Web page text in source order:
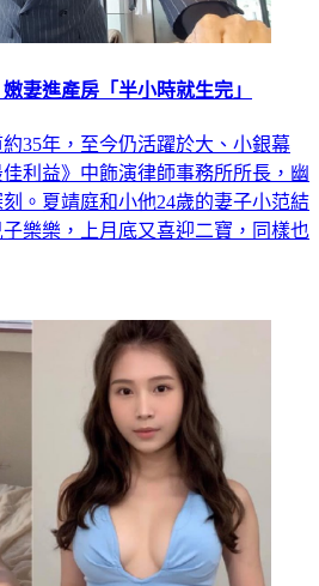
妻進產房「半小時就生完」
35年，至今仍活躍於大、小銀幕
佳利益》中飾演律師事務所所長，幽
。夏靖庭和小他24歲的妻子小范結
樂樂，上月底又喜迎二寶，同樣也